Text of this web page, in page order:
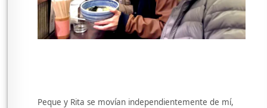
Peque y Rita se movían independientemente de mí,